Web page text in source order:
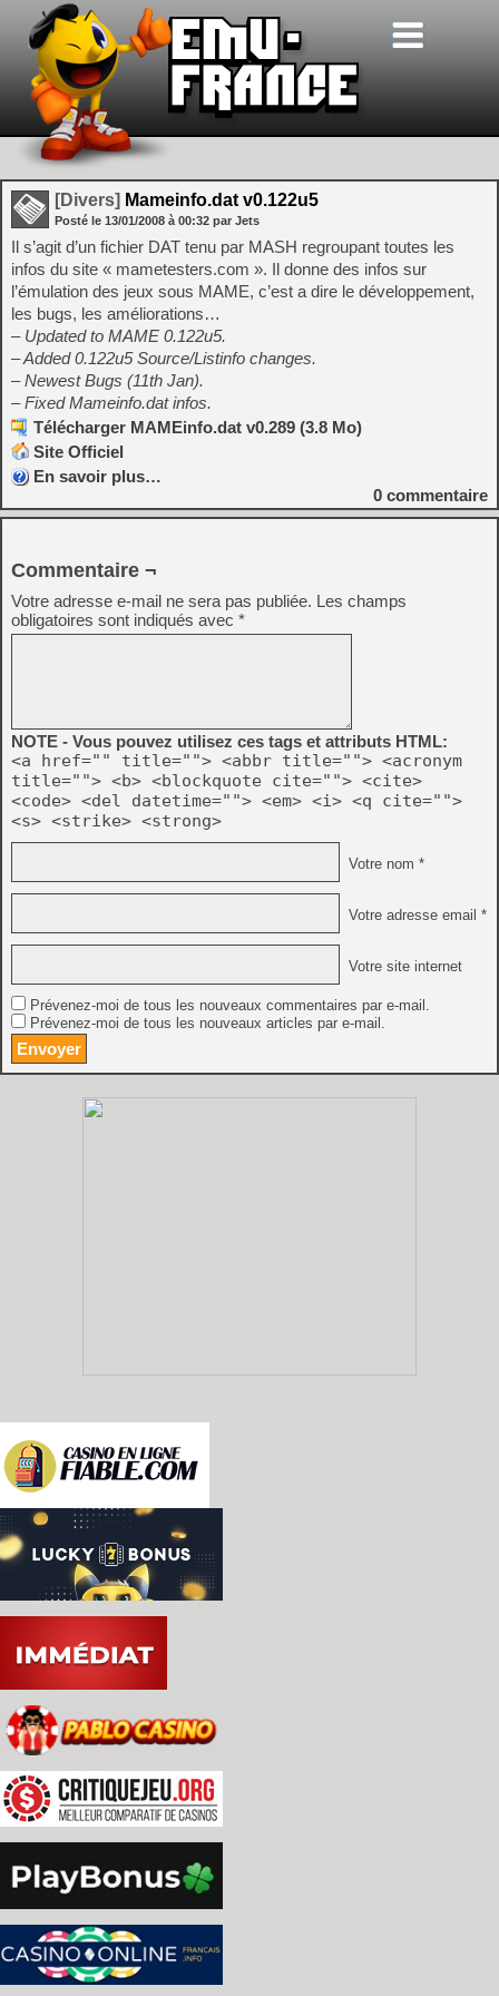
[Divers] Mameinfo.dat v0.122u5
Posté le 13/01/2008 à 00:32 par Jets
Il s’agit d’un fichier DAT tenu par MASH regroupant toutes les
infos du site « mametesters.com ». Il donne des infos sur
l’émulation des jeux sous MAME, c’est a dire le développement,
les bugs, les améliorations…
– Updated to MAME 0.122u5.
– Added 0.122u5 Source/Listinfo changes.
– Newest Bugs (11th Jan).
– Fixed Mameinfo.dat infos.
Télécharger MAMEinfo.dat v0.289 (3.8 Mo)
Site Officiel
En savoir plus…
0 commentaire
Commentaire ¬
Votre adresse e-mail ne sera pas publiée. Les champs
obligatoires sont indiqués avec *
NOTE - Vous pouvez utilisez ces tags et attributs HTML:
<a href="" title=""> <abbr title=""> <acronym
title=""> <b> <blockquote cite=""> <cite>
<code> <del datetime=""> <em> <i> <q cite="">
<s> <strike> <strong>
Votre nom *
Votre adresse email *
Votre site internet
Prévenez-moi de tous les nouveaux commentaires par e-mail.
Prévenez-moi de tous les nouveaux articles par e-mail.